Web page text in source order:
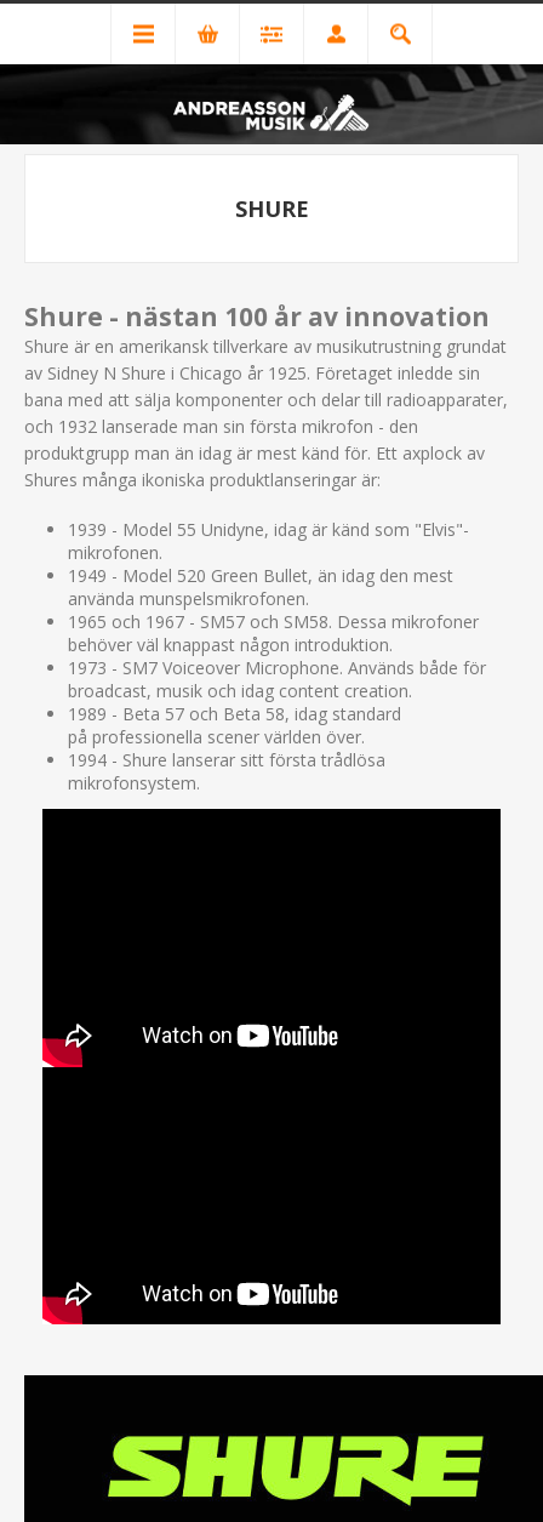
SHURE
Shure - nästan 100 år av innovation
Shure är en amerikansk tillverkare av musikutrustning grundat
av Sidney N Shure i Chicago år 1925. Företaget inledde sin
bana med att sälja komponenter och delar till radioapparater,
och 1932 lanserade man sin första mikrofon - den
produktgrupp man än idag är mest känd för. Ett axplock av
Shures många ikoniska produktlanseringar är:
1939 - Model 55 Unidyne, idag är känd som "Elvis"-
mikrofonen.
1949 - Model 520 Green Bullet, än idag den mest
använda munspelsmikrofonen.
1965 och 1967 - SM57 och SM58. Dessa mikrofoner
behöver väl knappast någon introduktion.
1973 - SM7 Voiceover Microphone. Används både för
broadcast, musik och idag content creation.
1989 - Beta 57 och Beta 58, idag standard
på professionella scener världen över.
1994 - Shure lanserar sitt första trådlösa
mikrofonsystem.